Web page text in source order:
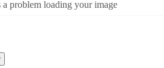
a problem loading your image